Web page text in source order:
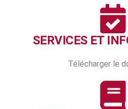
SERVICES ET
Télécharger le